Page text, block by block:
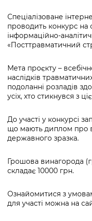
Проєкти
перебувають на
Контактна
Графік роботи та
Вакансії
Статистика
Звернення
Промисловість і
Дороги,
Навколишнє
Містобудування
Культура, спорт,
Фінанси та
Ритуальні послуги
Іноземцям / For
Громадський
Консультації з
Громадська рада
Петиції
Контактний центр
Рада з питань
адміністрації
Інформація з
Подати запит
Проекти
інших актів
Нормативна база
Питання і
інформацію
бездіяльності
публічну
Інформація для
Медіагалерея
Підписатися на
КМДА / Subscribe
Порядок
Accreditation
Submitting a
Зйомки в лікарнях
hospitals at work
media
Портал Послуг
Спеціалізоване
проводить конкурс на
інформаційно-
«Посттравматичний
Мета проєкту –
наслідків
подоланні розладів
усіх, хто стикнувся з
До участі у конкурсі
що мають диплом про
державного зразка.
Грошова винагорода
складає 10000 грн.
Ознайомитися з
для участі можна на